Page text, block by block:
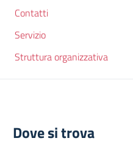
Contatti
Servizio
Struttura organizzativa
Dove si trova